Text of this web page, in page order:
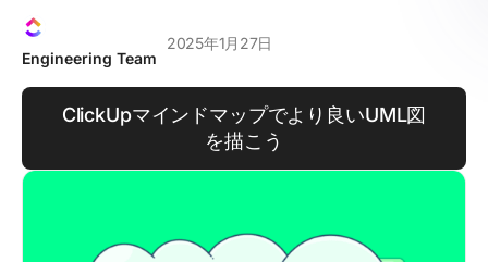
Engineering Team
2025年1月27日
ClickUpマインドマップでより良いUML図
を描こう